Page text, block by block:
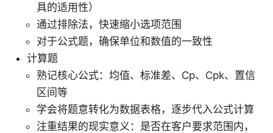
具的适用性）
通过排除法，快速缩小选项范围
对于公式题，确保单位和数值的一致性
计算题
熟记核心公式：均值、标准差、Cp、Cpk、置信
区间等
学会将题意转化为数据表格，逐步代入公式计算
注重结果的现实意义：是否在客户要求范围内，